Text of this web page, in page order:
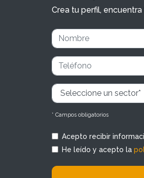
Crea tu perfil,
* Campos obligatorios
Acepto recibir
He leído y acepto la